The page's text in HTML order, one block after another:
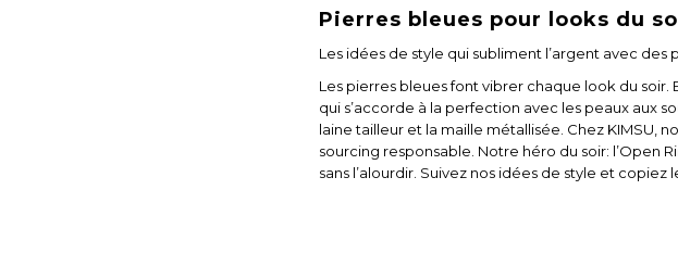
Pierres bleues pour looks du
Les idées de style qui subliment l’argent avec
Les pierres bleues font vibrer chaque look du
qui s’accorde à la perfection avec les peaux aux
laine tailleur et la maille métallisée. Chez KIMSU,
sourcing responsable. Notre héro du soir: l’Open
sans l’alourdir. Suivez nos idées de style et